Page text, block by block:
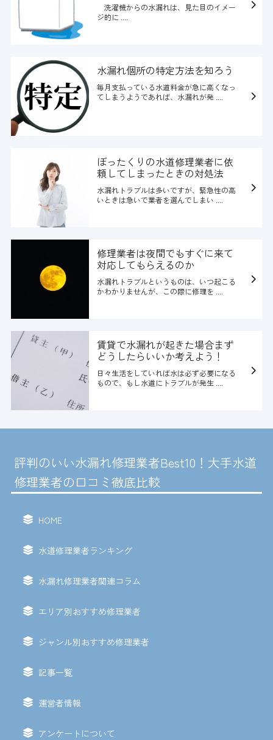
洗濯機からの水漏れは、見た目のイメー
ジ的に ....
水漏れ個所の特定方法を知ろう
毎月支払っている水道料金が急に高くなっ
てしまうようであれば、水漏れが発 ....
ぼったくりの水道修理業者に依
頼してしまったときの対処法
水漏れトラブルは多いですが、緊急性の高
いときは急いで業者を選んでしまい ....
修理業者は夜間でもすぐに来て
対応してもらえるのか
水漏れトラブルというものは、いつ起こる
かわかりませんが、この際に修理を ....
賃貸で水漏れが起きた場合まず
どうしたらいいか考えよう！
日々生活をしていれば水は必ず必要になる
もので、もし水道にトラブルが発生 ....
評判のいい水漏れ修理業者Best10！大手水道
修理業者の口コミ徹底比較
HOME
水道修理業者ランキング
水漏れ修理業者関連コラム
エリア別おすすめ修理業者
ジャンル別おすすめ修理業者
記事一覧
運営者情報
アンケートについて